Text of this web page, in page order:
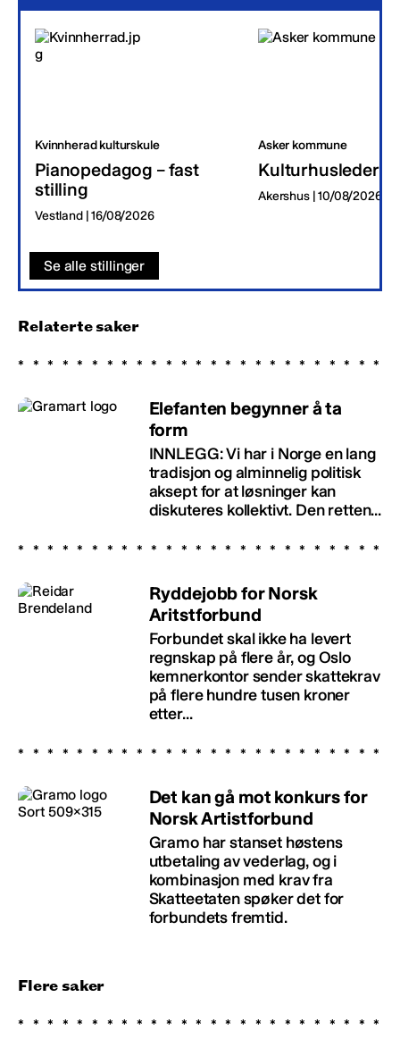
Kvinnherad kulturskule
Pianopedagog – fast
stilling
Vestland | 16/08/2026
Asker kommune
Kulturhusleder
Akershus | 10/08/2026
Se alle stillinger
Relaterte saker
Elefanten begynner å ta
form
INNLEGG: Vi har i Norge en lang
tradisjon og alminnelig politisk
aksept for at løsninger kan
diskuteres kollektivt. Den retten...
Ryddejobb for Norsk
Aritstforbund
Forbundet skal ikke ha levert
regnskap på flere år, og Oslo
kemnerkontor sender skattekrav
på flere hundre tusen kroner
etter...
Det kan gå mot konkurs for
Norsk Artistforbund
Gramo har stanset høstens
utbetaling av vederlag, og i
kombinasjon med krav fra
Skatteetaten spøker det for
forbundets fremtid.
Flere saker